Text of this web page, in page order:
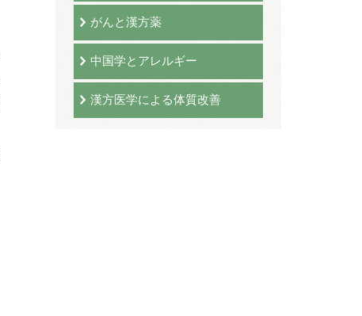
がんと漢方薬
中国学とアレルギー
漢方医学による体質改善